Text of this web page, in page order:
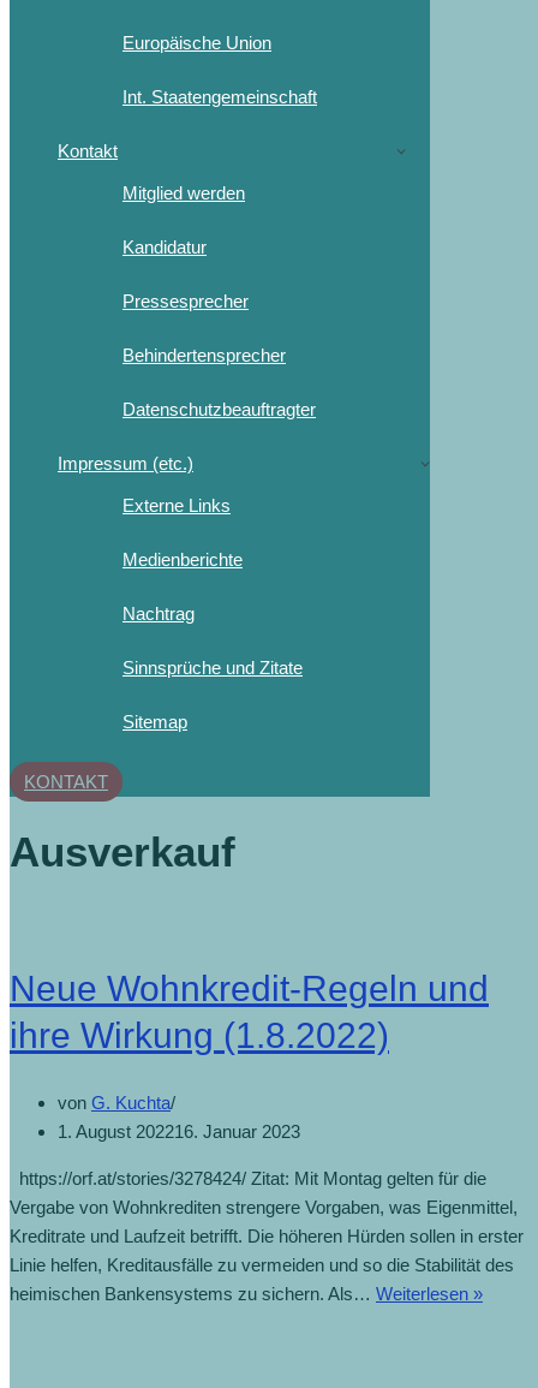
Europäische Union
Int. Staatengemeinschaft
Kontakt
Mitglied werden
Kandidatur
Pressesprecher
Behindertensprecher
Datenschutzbeauftragter
Impressum (etc.)
Externe Links
Medienberichte
Nachtrag
Sinnsprüche und Zitate
Sitemap
KONTAKT
Ausverkauf
Neue Wohnkredit-Regeln und
ihre Wirkung (1.8.2022)
von G. Kuchta
1. August 202216. Januar 2023
https://orf.at/stories/3278424/ Zitat: Mit Montag gelten für die
Vergabe von Wohnkrediten strengere Vorgaben, was Eigenmittel,
Kreditrate und Laufzeit betrifft. Die höheren Hürden sollen in erster
Linie helfen, Kreditausfälle zu vermeiden und so die Stabilität des
heimischen Bankensystems zu sichern. Als… Weiterlesen »